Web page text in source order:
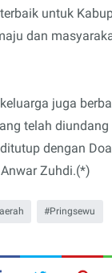
untuk
dan
juga
telah
dengan
Zuhdi.(*)
Pringsewu